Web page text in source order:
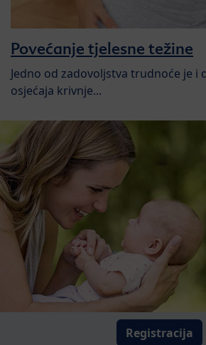
Povećanje tjelesne težine
Jedno od zadovoljstva trudnoće je i
osjećaja krivnje...
Registracija